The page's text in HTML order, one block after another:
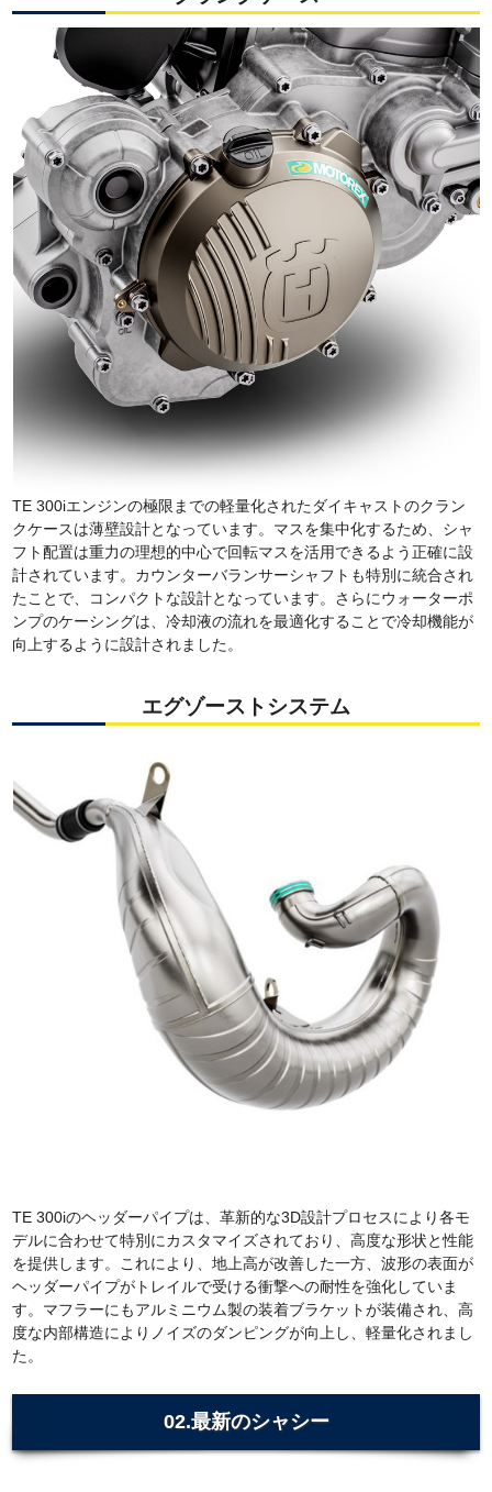
TE 300iエンジンの極限までの軽量化されたダイキャストのクラン
クケースは薄壁設計となっています。マスを集中化するため、シャ
フト配置は重力の理想的中心で回転マスを活用できるよう正確に設
計されています。カウンターバランサーシャフトも特別に統合され
たことで、コンパクトな設計となっています。さらにウォーターポ
ンプのケーシングは、冷却液の流れを最適化することで冷却機能が
向上するように設計されました。
エグゾーストシステム
TE 300iのヘッダーパイプは、革新的な3D設計プロセスにより各モ
デルに合わせて特別にカスタマイズされており、高度な形状と性能
を提供します。これにより、地上高が改善した一方、波形の表面が
ヘッダーパイプがトレイルで受ける衝撃への耐性を強化していま
す。マフラーにもアルミニウム製の装着ブラケットが装備され、高
度な内部構造によりノイズのダンピングが向上し、軽量化されまし
た。
02.最新のシャシー